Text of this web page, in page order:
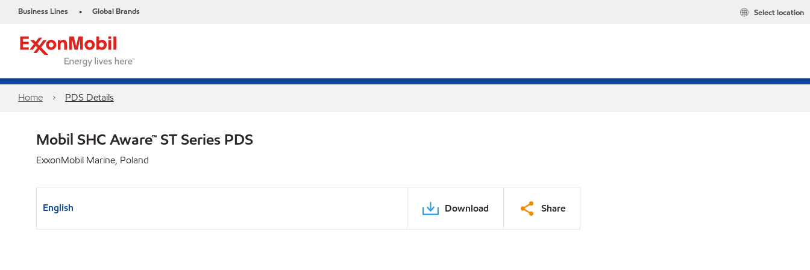
Business Lines • Global Brands Select location
Home PDS Details
Mobil SHC Aware™ ST Series PDS
ExxonMobil Marine, Poland
English Download Share